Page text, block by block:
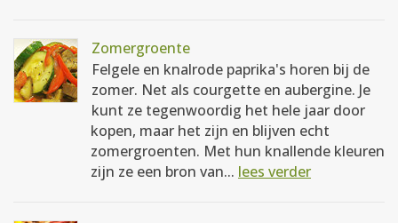
Zomergroente
Felgele en knalrode paprika's horen bij de
zomer. Net als courgette en aubergine. Je
kunt ze tegenwoordig het hele jaar door
kopen, maar het zijn en blijven echt
zomergroenten. Met hun knallende kleuren
zijn ze een bron van... lees verder